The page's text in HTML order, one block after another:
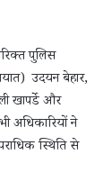
पुलिस
उदयन बेहार,
खापर्डे और
अधिकारियों ने
स्थिति से